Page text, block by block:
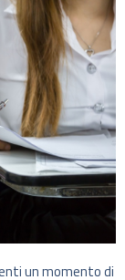
un momento di